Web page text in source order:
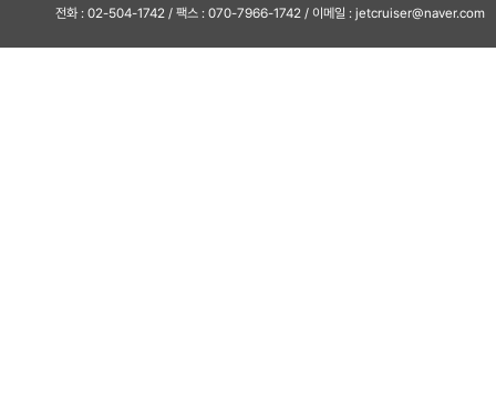
전화 : 02-504-1742 / 팩스 : 070-7966-1742 / 이메일 : jetcruiser@naver.com